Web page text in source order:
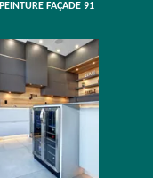
PEINTURE FAÇADE 91